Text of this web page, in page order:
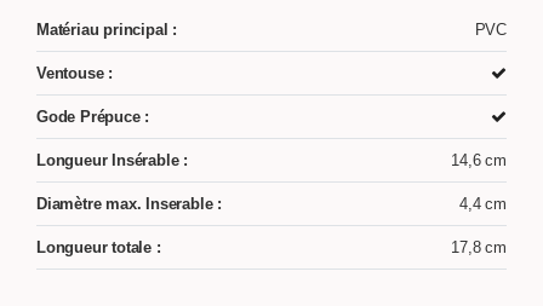
Matériau principal : PVC
Ventouse :
Gode Prépuce :
Longueur Insérable : 14,6 cm
Diamètre max. Inserable : 4,4 cm
Longueur totale : 17,8 cm